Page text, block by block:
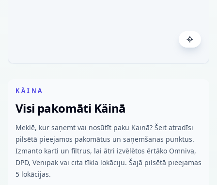
KÄINA
Visi pakomāti Käinā
Meklē, kur saņemt vai nosūtīt paku Käinā? Šeit atradīsi
pilsētā pieejamos pakomātus un saņemšanas punktus.
Izmanto karti un filtrus, lai ātri izvēlētos ērtāko Omniva,
DPD, Venipak vai cita tīkla lokāciju. Šajā pilsētā pieejamas
5 lokācijas.